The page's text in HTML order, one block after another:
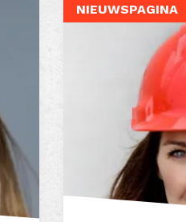
NIEUWSPAGINA